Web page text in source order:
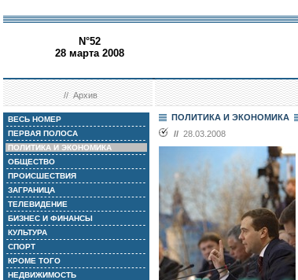
N°52
28 марта 2008
//Архив
ВЕСЬ НОМЕР
ПЕРВАЯ ПОЛОСА
ПОЛИТИКА И ЭКОНОМИКА
ОБЩЕСТВО
ПРОИСШЕСТВИЯ
ЗАГРАНИЦА
ТЕЛЕВИДЕНИЕ
БИЗНЕС И ФИНАНСЫ
КУЛЬТУРА
СПОРТ
КРОМЕ ТОГО
НЕДВИЖИМОСТЬ
ПОЛИТИКА И ЭКОНОМИКА
// 28.03.2008